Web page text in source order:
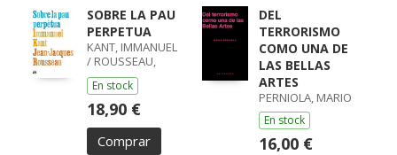
SOBRE LA PAU
PERPETUA
KANT, IMMANUEL
/ ROUSSEAU,
JEAN-JACQUES
En stock
18,90 €
Comprar
DEL
TERRORISMO
COMO UNA DE
LAS BELLAS
ARTES
PERNIOLA, MARIO
En stock
16,00 €